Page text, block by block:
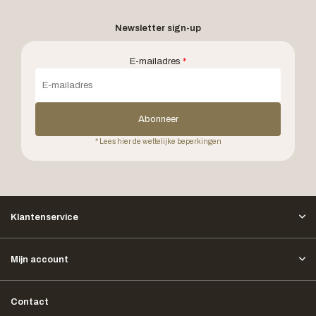
Newsletter sign-up
E-mailadres *
Abonneer
* Lees hier de wettelijke beperkingen
Klantenservice
Mijn account
Contact